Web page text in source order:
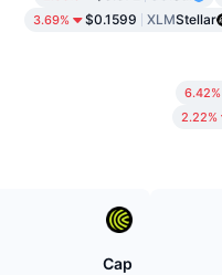
Stellar
XLM
$0.1599
3.69%
6.42%
2.22%
Cap